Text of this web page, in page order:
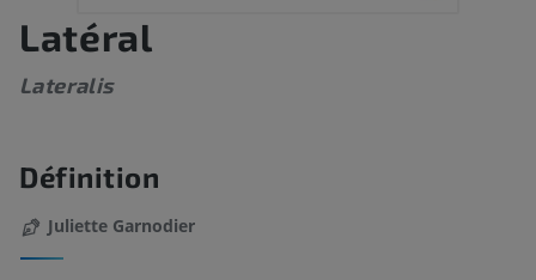
Latéral
Lateralis
Définition
Juliette Garnodier